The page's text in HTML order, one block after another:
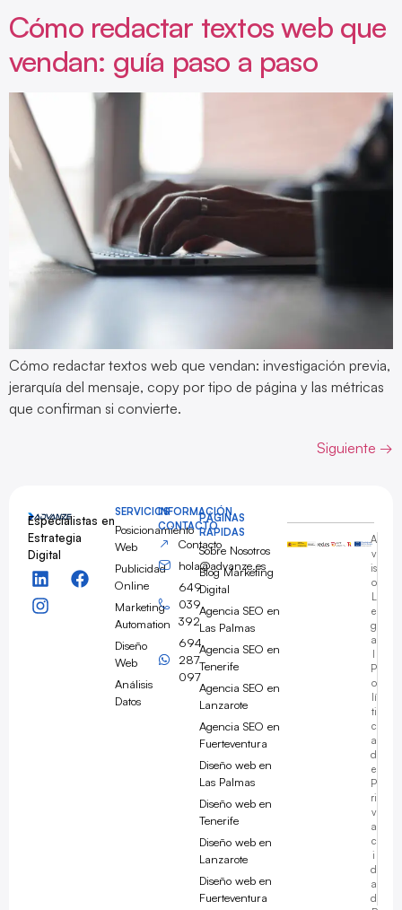
Cómo redactar textos web que
vendan: guía paso a paso
Cómo redactar textos web que vendan: investigación previa,
jerarquía del mensaje, copy por tipo de página y las métricas
que confirman si convierte.
Siguiente →
Especialistas en
Estrategia
Digital
PÁGINAS
RÁPIDAS
Sobre Nosotros
Blog Marketing
Digital
Agencia SEO en
Las Palmas
Agencia SEO en
Tenerife
Agencia SEO en
Lanzarote
Agencia SEO en
Fuerteventura
Diseño web en
Las Palmas
Diseño web en
Tenerife
Diseño web en
Lanzarote
Diseño web en
Fuerteventura
SERVICIOS
Posicionamiento
Web
Publicidad
Online
Marketing
Automation
Diseño
Web
Análisis
Datos
INFORMACIÓN
CONTACTO
Contacto
hola@advanze.es
649
039
392
694
287
097
A
v
is
o
L
e
g
a
l
P
o
lí
ti
c
a
d
e
P
ri
v
a
c
i
d
a
d